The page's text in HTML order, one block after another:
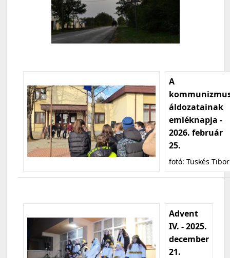
A
áldozatainak
emléknapja -
2026. február
25.
fotó: Tüskés Tibor
Advent
IV. - 2025.
december
21.